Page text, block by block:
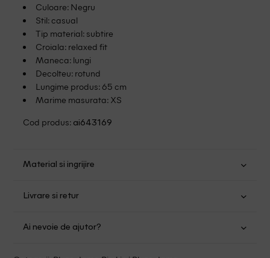
Culoare: Negru
Stil: casual
Tip material: subtire
Croiala: relaxed fit
Maneca: lungi
Decolteu: rotund
Lungime produs: 65 cm
Marime masurata: XS
Cod produs: ai643169
Material si ingrijire
Nu folositi inalbitor
Nu uscati in uscator
Livrare si retur
mare de 149.00 lei.
Ai nevoie de ajutor?